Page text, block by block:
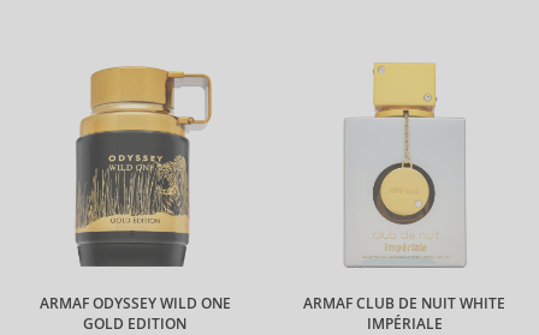
ARMAF ODYSSEY WILD ONE
GOLD EDITION
ARMAF CLUB DE NUIT WHITE
IMPÉRIALE